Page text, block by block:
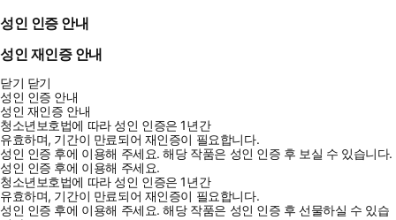
성인 인증 안내
성인 재인증 안내
닫기 닫기
성인 인증 안내
성인 재인증 안내
청소년보호법에 따라 성인 인증은 1년간
유효하며, 기간이 만료되어 재인증이 필요합니다.
성인 인증 후에 이용해 주세요.해당 작품은 성인 인증 후 보실 수 있습니다.
성인 인증 후에 이용해 주세요.
청소년보호법에 따라 성인 인증은 1년간
유효하며, 기간이 만료되어 재인증이 필요합니다.
성인 인증 후에 이용해 주세요.해당 작품은 성인 인증 후 선물하실 수 있습